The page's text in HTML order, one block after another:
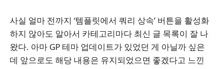
사실 얼마 전까지 ‘템플릿에서 쿼리 상속’ 버튼을 활성화
하지 않아도 알아서 카테고리마다 최신 글 목록이 잘 나
왔다. 아마 GP 테마 업데이트가 있었던 게 아닐까 싶은
데 앞으로도 해당 내용은 유지되었으면 좋겠다고 느낀